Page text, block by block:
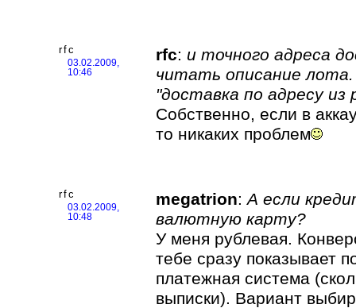
rfc
03.02.2009,
10:46
rfc: и точного адреса
читать описание
"доставка по адресу
Собственно, если в
то никаких проблем
rfc
03.02.2009,
10:48
megatrion:А если
валютную карту?
У меня рублевая.
тебе сразу показывает
платежная система
выписки). Вариант